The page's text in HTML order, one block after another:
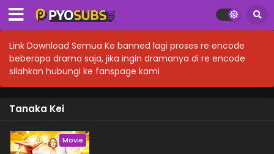
Link Download Semua Ke banned lagi proses re encode
beberapa drama saja, jika ingin dramanya di re encode
silahkan hubungi ke fanspage kami
Tanaka Kei
Movie